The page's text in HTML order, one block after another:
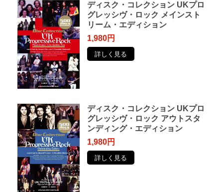
ディスク・コレクション UKプロ
グレッシヴ・ロック メインスト
リーム・エディション
1,980円
詳しく見る
ディスク・コレクション UKプロ
グレッシヴ・ロック アウトスタ
ンディング・エディション
1,980円
詳しく見る